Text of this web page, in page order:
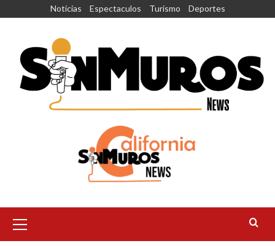
Noticias Espectaculos Turismo Deportes
principal